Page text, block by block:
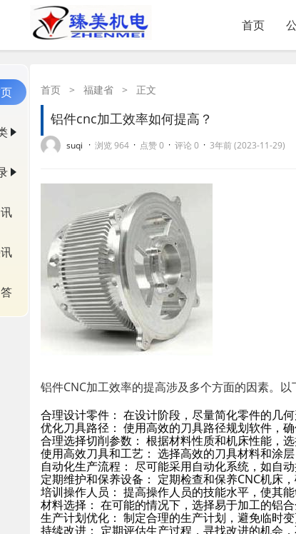
首页
首页 > 福建省 > 正文
铝件cnc加工效率如何提高？
suqi · 浏览 964 · 点赞 0 · 评论 0 · 3年前 (2023-11-29)
铝件CNC加工效率的提高涉及多个方面的因素。以
合理设计零件： 在设计阶段，尽量简化零件的几
优化刀具路径： 使用高效的刀具路径规划软件，
合理选择切削参数： 根据材料性质和机床性能，
使用高效刀具和工艺： 选择高效的刀具材料和涂
自动化生产流程： 尽可能采用自动化系统，如自
定期维护和保养设备： 定期检查和保养CNC机床
培训操作人员： 提高操作人员的技能水平，使其
材料选择： 在可能的情况下，选择易于加工的铝
生产计划优化： 制定合理的生产计划，避免临时变
持续改进： 定期评估生产过程，寻找改进的机会